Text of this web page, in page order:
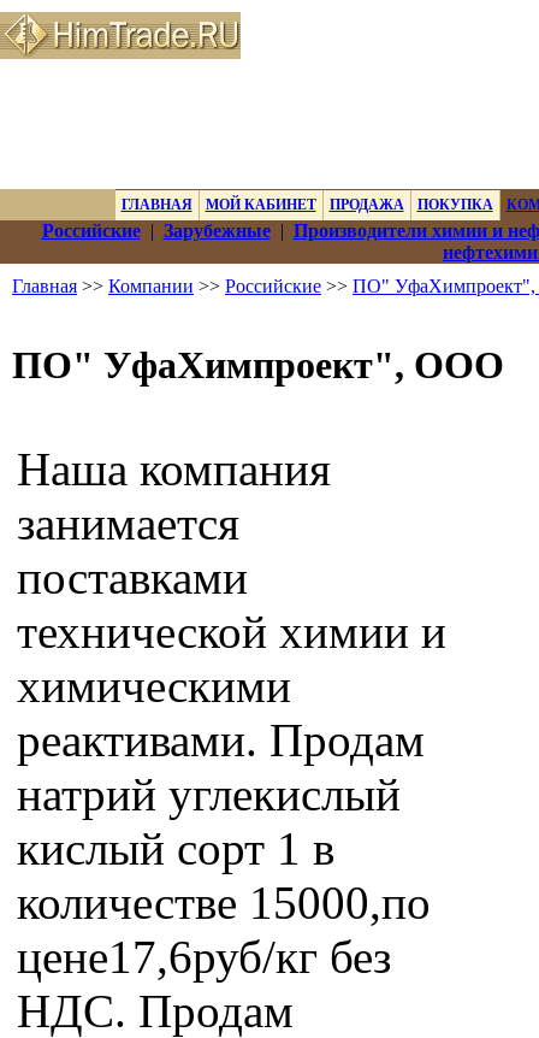
ГЛАВНАЯ МОЙ КАБИНЕТ ПРОДАЖА ПОКУПКА
Российские| Зарубежные| Производители химии и
Главная >> Компании >> Российские >> ПО"
ПО" УфаХимпроект", ООО
Наша компания
занимается
поставками
технической химии и
химическими
реактивами. Продам
натрий углекислый
кислый сорт 1 в
количестве 15000,по
цене17,6руб/кг без
НДС. Продам